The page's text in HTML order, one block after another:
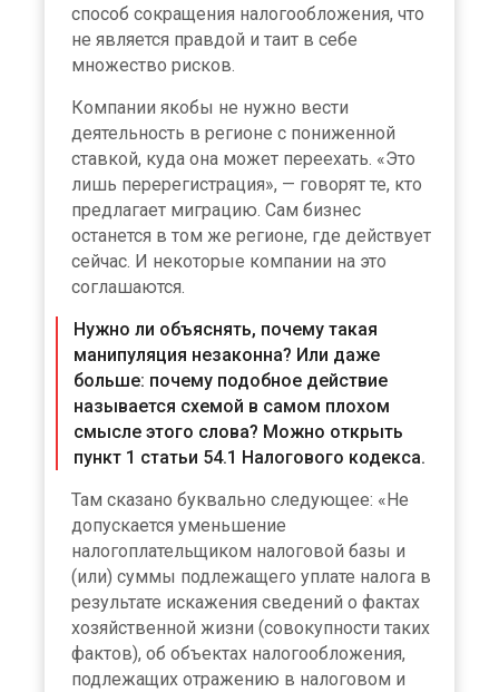
способ сокращения налогообложения, что
не является правдой и таит в себе
множество рисков.
Компании якобы не нужно вести
деятельность в регионе с пониженной
ставкой, куда она может переехать. «Это
лишь перерегистрация», — говорят те, кто
предлагает миграцию. Сам бизнес
останется в том же регионе, где действует
сейчас. И некоторые компании на это
соглашаются.
Нужно ли объяснять, почему такая
манипуляция незаконна? Или даже
больше: почему подобное действие
называется схемой в самом плохом
смысле этого слова? Можно открыть
пункт 1 статьи 54.1 Налогового кодекса.
Там сказано буквально следующее: «Не
допускается уменьшение
налогоплательщиком налоговой базы и
(или) суммы подлежащего уплате налога в
результате искажения сведений о фактах
хозяйственной жизни (совокупности таких
фактов), об объектах налогообложения,
подлежащих отражению в налоговом и